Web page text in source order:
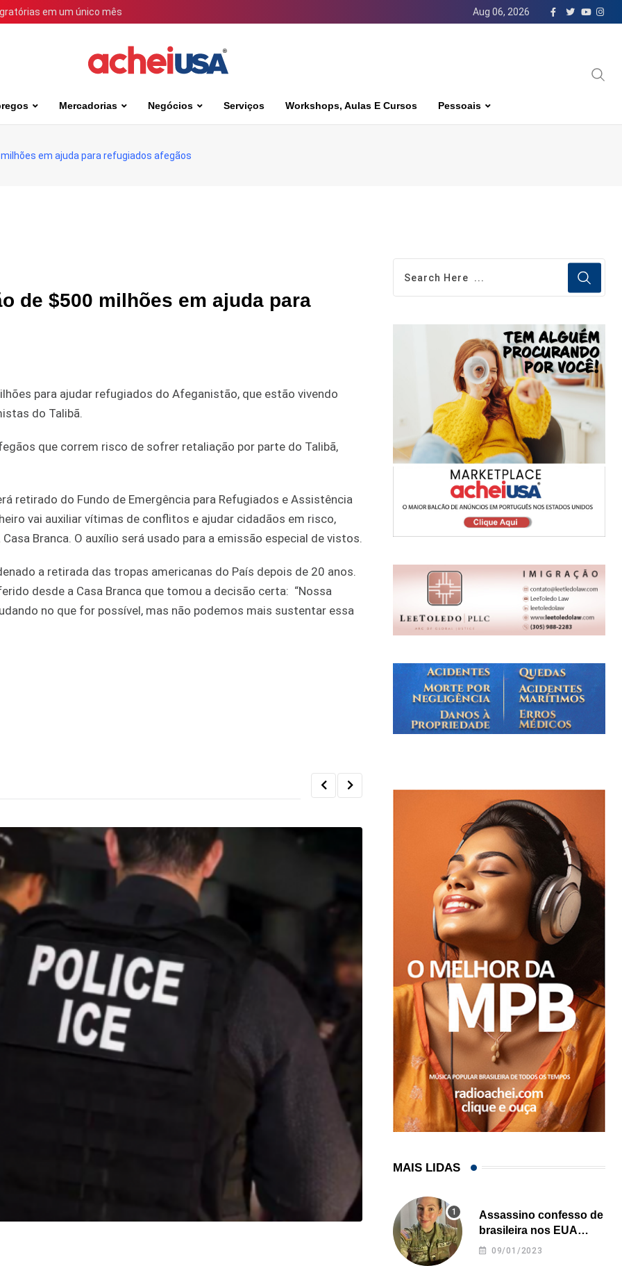
em um único mês Aug 06, 2026
Mercadorias Negócios Serviços Workshops, Aulas E Cursos Pessoais
em ajuda para refugiados afegãos
de $500 milhões em ajuda para
para ajudar refugiados do Afeganistão, que estão vivendo
do Talibã.
que correm risco de sofrer retaliação por parte do Talibã,
retirado do Fundo de Emergência para Refugiados e Assistência
vai auxiliar vítimas de conflitos e ajudar cidadãos em risco,
Branca. O auxílio será usado para a emissão especial de vistos.
a retirada das tropas americanas do País depois de 20 anos.
desde a Casa Branca que tomou a decisão certa: “Nossa
no que for possível, mas não podemos mais sustentar essa
ESTADOS UNIDOS,IMIGRAÇÃO ,
MAIS LIDAS
Assassino confesso de
brasileira nos EUA
revela onde deixou o
09/01/2023